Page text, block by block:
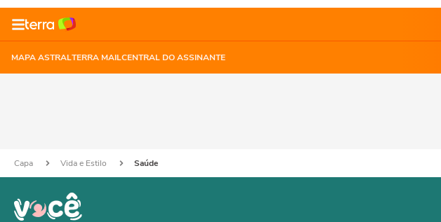
MAPA ASTRALTERRA MAILCENTRAL DO ASSINANTE
Capa Vida e Estilo Saúde